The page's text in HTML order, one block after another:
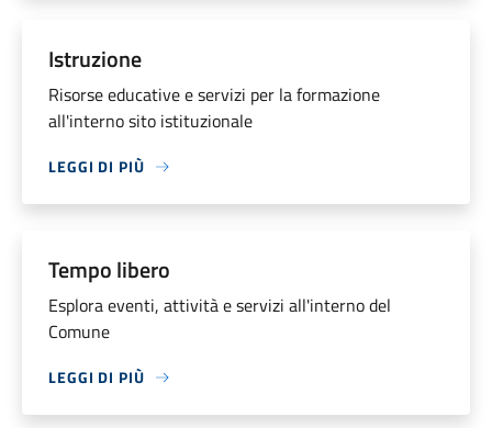
Istruzione
Risorse educative e servizi per la formazione
all'interno sito istituzionale
LEGGI DI PIÙ
Tempo libero
Esplora eventi, attività e servizi all'interno del
Comune
LEGGI DI PIÙ